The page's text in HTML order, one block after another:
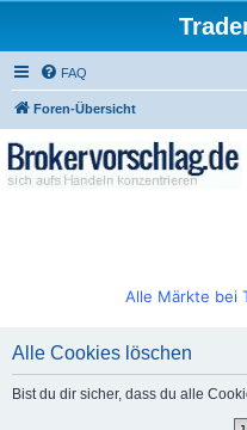
FAQ
Foren-Übersicht
Alle Märkte bei
Alle Cookies löschen
Bist du dir sicher, dass du alle